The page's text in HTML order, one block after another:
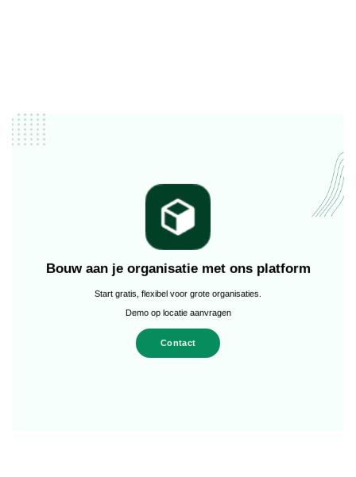
Bouw aan je organisatie met ons platform
Start gratis, flexibel voor grote organisaties.
Demo op locatie aanvragen
Contact